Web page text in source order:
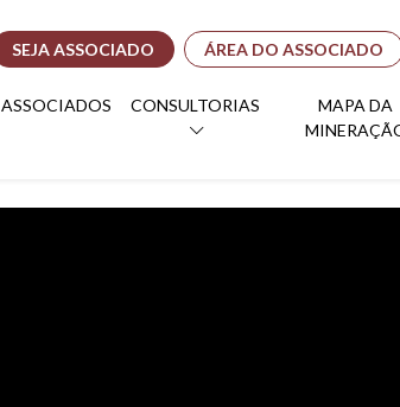
SEJA ASSOCIADO ÁREA DO ASSOCIADO
ASSOCIADOS CONSULTORIAS
MAPA DA